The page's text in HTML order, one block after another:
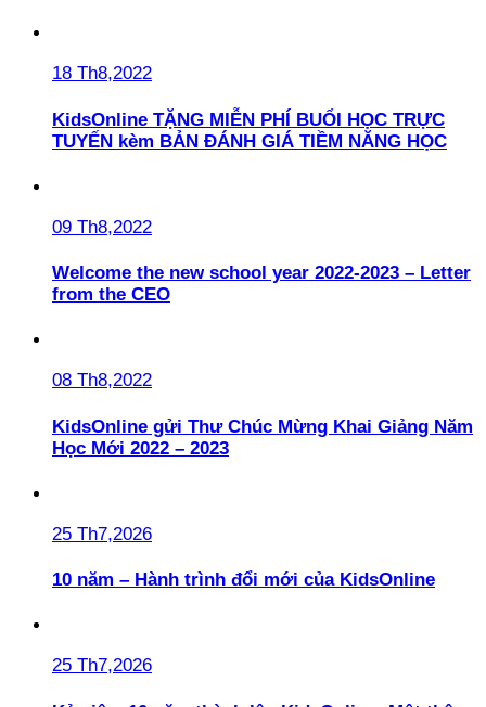
18 Th8,2022
KidsOnline TẶNG MIỄN PHÍ BUỔI HỌC TRỰC
TUYẾN kèm BẢN ĐÁNH GIÁ TIỀM NĂNG HỌC
09 Th8,2022
Welcome the new school year 2022-2023 – Letter
from the CEO
08 Th8,2022
KidsOnline gửi Thư Chúc Mừng Khai Giảng Năm
Học Mới 2022 – 2023
25 Th7,2026
10 năm – Hành trình đổi mới của KidsOnline
25 Th7,2026